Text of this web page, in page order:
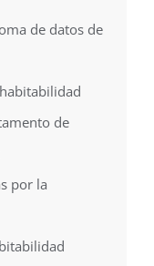
de datos de
de
por la